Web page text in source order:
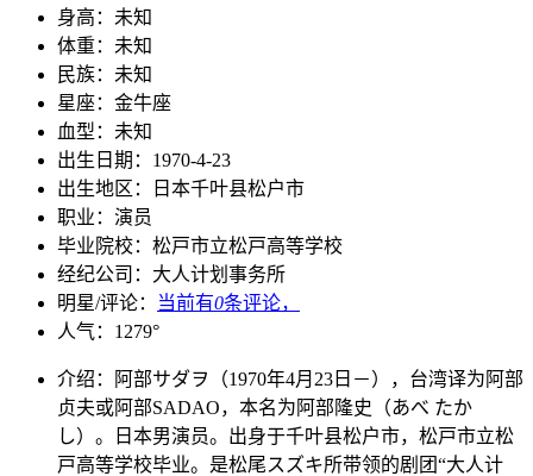
身高： 未知
体重： 未知
民族： 未知
星座： 金牛座
血型： 未知
出生日期： 1970-4-23
出生地区：
日本千叶县松户市
职业： 演员
毕业院校： 松戸市立松戸高等学校
经纪公司： 大人计划事务所
明星/评论：
当前有0条评论，
人气： 1279°
介绍：
阿部サダヲ（1970年4月23日－），台湾译为阿部
贞夫或阿部SADAO，本名为阿部隆史（あべ たか
し）。日本男演员。出身于千叶县松户市，松戸市立松
戸高等学校毕业。是松尾スズキ所带领的剧团“大人计